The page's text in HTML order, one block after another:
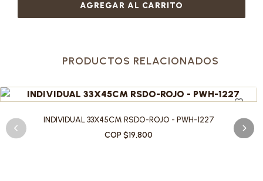
AGREGAR AL CARRITO
PRODUCTOS RELACIONADOS
INDIVIDUAL 33X45CM RSDO-ROJO - PWH-1227
COP $19,800